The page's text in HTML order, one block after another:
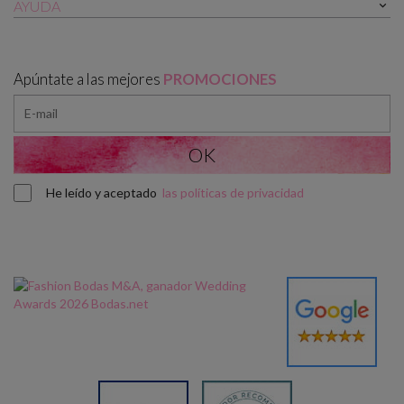
AYUDA 
Apúntate a las mejores PROMOCIONES
He leído y aceptado las políticas de privacidad